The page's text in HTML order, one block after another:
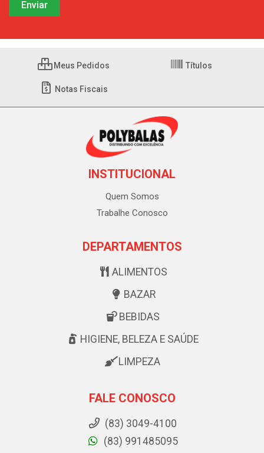
Meus Pedidos Títulos
Notas Fiscais
INSTITUCIONAL
Quem Somos
Trabalhe Conosco
DEPARTAMENTOS
ALIMENTOS
BAZAR
BEBIDAS
HIGIENE, BELEZA E SAÚDE
LIMPEZA
FALE CONOSCO
(83) 3049-4100
(83) 991485095